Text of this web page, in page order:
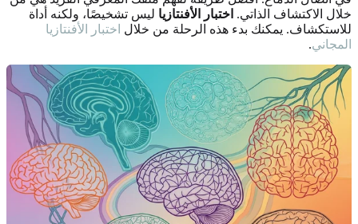
خلال الاكتشاف الذاتي. اختبار الأفنتازيا ليس تشخيصًا، ولكنه أداة
للاستكشاف. يمكنك بدء هذه الرحلة من خلال اختبار الأفنتازيا
المجاني.